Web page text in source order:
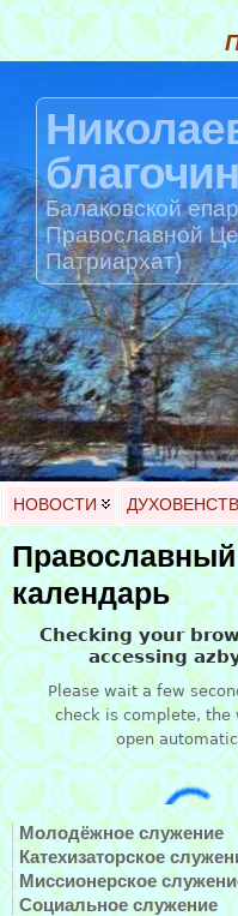
Балаковской
Православной
Патриархат)
НОВОСТИ
Православный
календарь
Молодёжное служение
Катехизаторское
Миссионерское
Социальное служение